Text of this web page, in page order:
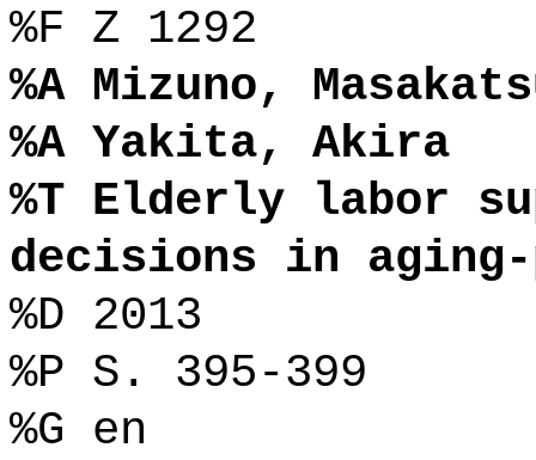
%F Z 1292
%A Mizuno,
%A Yakita, Akira
%T Elderly labor
decisions in aging-
%D 2013
%P S. 395-399
%G en